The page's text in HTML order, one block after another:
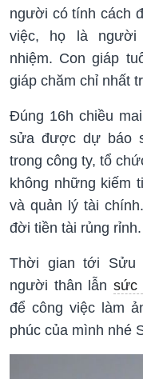
người có tính cách
việc, họ là người
nhiệm. Con giáp
giáp chăm chỉ nhất
Đúng 16h chiều
sửa được dự báo
trong công ty, tổ
không những kiếm
và quản lý tài
đời tiền tài rủng rỉnh.
Thời gian tới Sửu
người thân lẫn sức
để công việc làm
phúc của mình nhé